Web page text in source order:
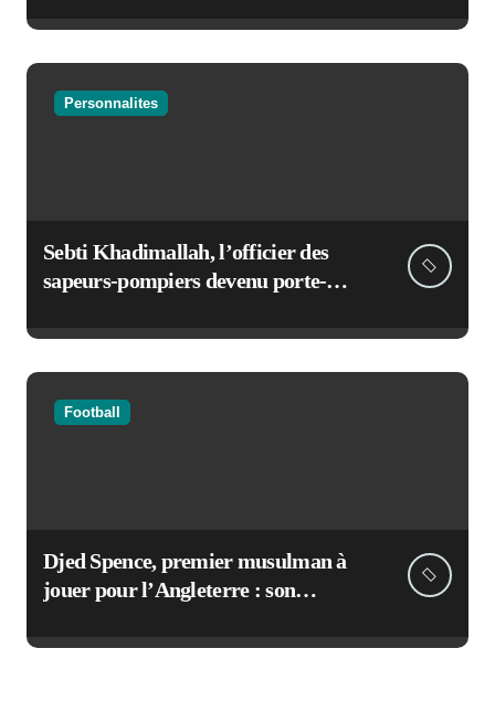
Personnalites
Sebti Khadimallah, l’officier des
sapeurs-pompiers devenu porte-
Football
Djed Spence, premier musulman à
jouer pour l’Angleterre : son
2026